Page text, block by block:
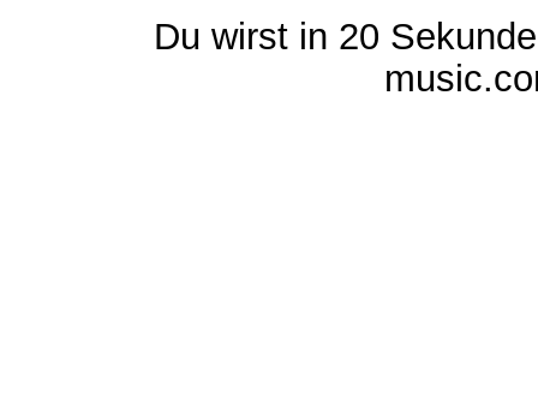
Du wirst in 20